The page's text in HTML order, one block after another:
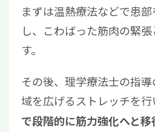
まずは温熱療法などで患
し、こわばった筋肉の緊
す。
その後、理学療法士の指
域を広げるストレッチを行
で段階的に筋力強化へと